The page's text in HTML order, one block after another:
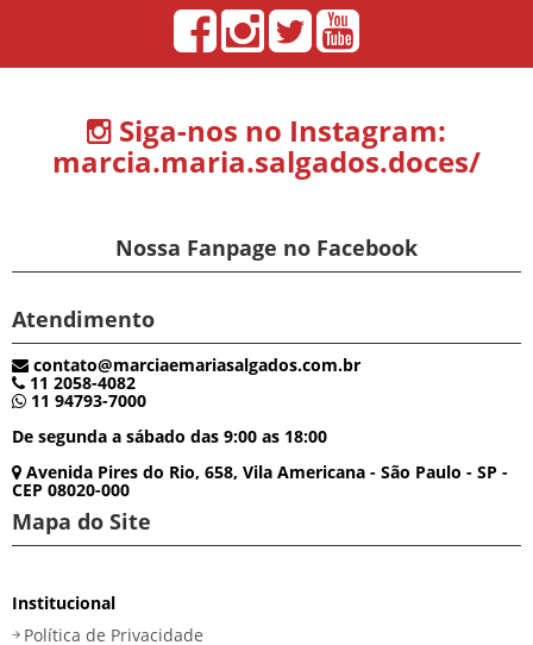
Siga-nos no Instagram:
marcia.maria.salgados.doces/
Nossa Fanpage no Facebook
Atendimento
contato@marciaemariasalgados.com.br
11 2058-4082
11 94793-7000
De segunda a sábado das 9:00 as 18:00
Avenida Pires do Rio, 658, Vila Americana - São Paulo - SP -
CEP 08020-000
Mapa do Site
Institucional
Política de Privacidade